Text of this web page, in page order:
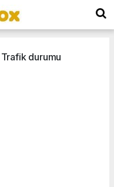
durumu